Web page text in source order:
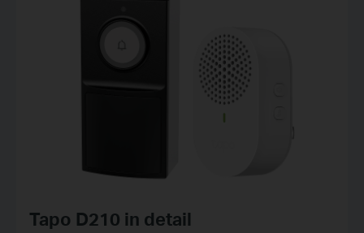
Tapo D210 in detail